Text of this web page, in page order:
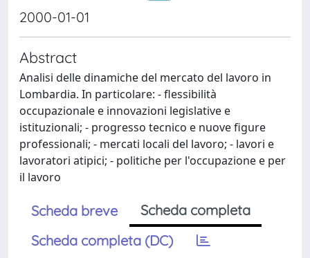
2000-01-01
Abstract
Analisi delle dinamiche del mercato del lavoro in
Lombardia. In particolare: - flessibilità
occupazionale e innovazioni legislative e
istituzionali; - progresso tecnico e nuove figure
professionali; - mercati locali del lavoro; - lavori e
lavoratori atipici; - politiche per l'occupazione e per
il lavoro
Scheda breve
Scheda completa
Scheda completa (DC)